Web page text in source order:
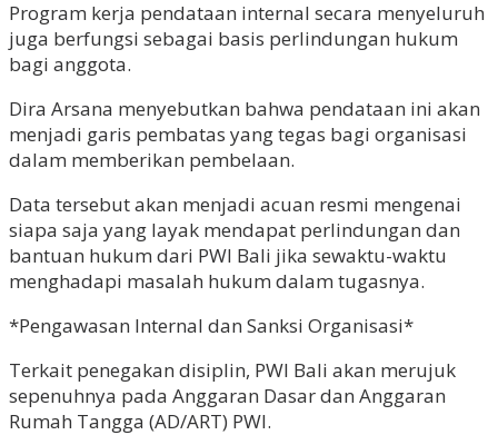
Program kerja pendataan internal secara menyeluruh
juga berfungsi sebagai basis perlindungan hukum
bagi anggota.
Dira Arsana menyebutkan bahwa pendataan ini akan
menjadi garis pembatas yang tegas bagi organisasi
dalam memberikan pembelaan.
Data tersebut akan menjadi acuan resmi mengenai
siapa saja yang layak mendapat perlindungan dan
bantuan hukum dari PWI Bali jika sewaktu-waktu
menghadapi masalah hukum dalam tugasnya.
*Pengawasan Internal dan Sanksi Organisasi*
Terkait penegakan disiplin, PWI Bali akan merujuk
sepenuhnya pada Anggaran Dasar dan Anggaran
Rumah Tangga (AD/ART) PWI.